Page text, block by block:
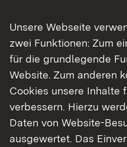
Studiengangsuche
Studienplatz.
Schritt-Anleitung zu
Finde dein Studium
Unsere Webseite
zwei Funktionen: Zum
für die grundlegende
Website. Zum anderen
Cookies unsere Inhalte
verbessern. Hierzu
Daten von Website-
ausgewertet. Das